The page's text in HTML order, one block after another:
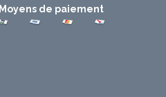
Moyens de paiement